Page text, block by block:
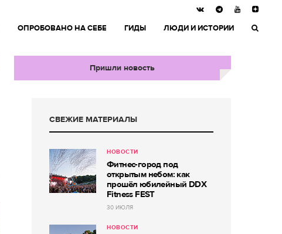
ОПРОБОВАНО НА СЕБЕ ГИДЫ ЛЮДИ И ИСТОРИИ
Пришли новость
СВЕЖИЕ МАТЕРИАЛЫ
НОВОСТИ
Фитнес-город под
открытым небом: как
прошёл юбилейный DDX
Fitness FEST
30 ИЮЛЯ
НОВОСТИ